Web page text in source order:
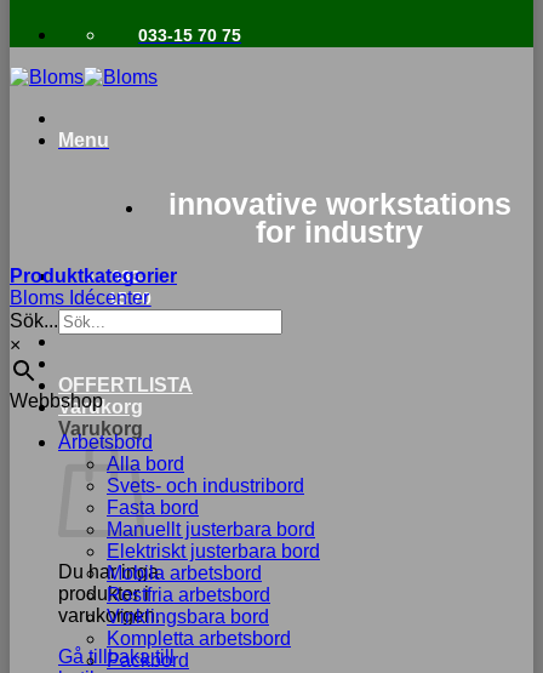
033-15 70 75
Menu
innovative workstations
for industry
033-
15 70
OFFERTLISTA
Varukorg
Varukorg
Du har inga
produkter i
varukorgen.
Gå tillbaka till
Produktkategorier
Bloms Idécenter
Sök...
×
Webbshop
Arbetsbord
Alla bord
Svets- och industribord
Fasta bord
Manuellt justerbara bord
Elektriskt justerbara bord
Mobila arbetsbord
Rostfria arbetsbord
Vinklingsbara bord
Kompletta arbetsbord
Packbord